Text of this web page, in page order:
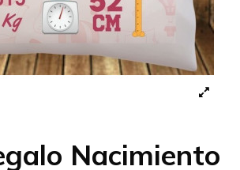
Nacimiento